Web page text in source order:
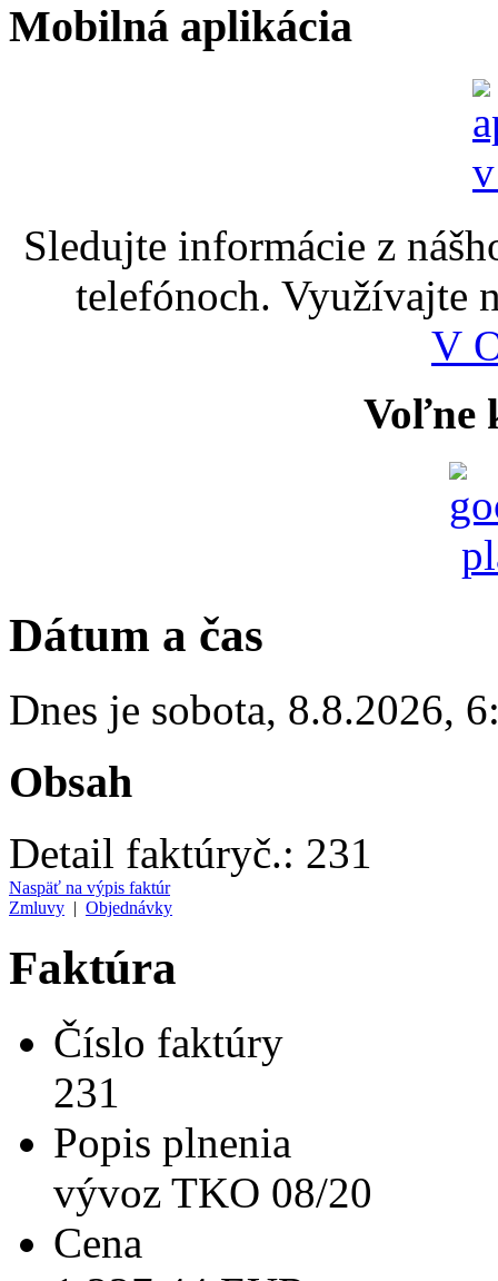
Mobilná aplikácia
Sledujte informácie z
telefónoch. Využívajte
V
Voľne
Dátum a čas
Dnes je sobota, 8.8.2026,
Obsah
Detail faktúryč.: 231
Naspäť na výpis faktúr
Zmluvy | Objednávky
Faktúra
Číslo faktúry
231
Popis plnenia
vývoz TKO 08/20
Cena